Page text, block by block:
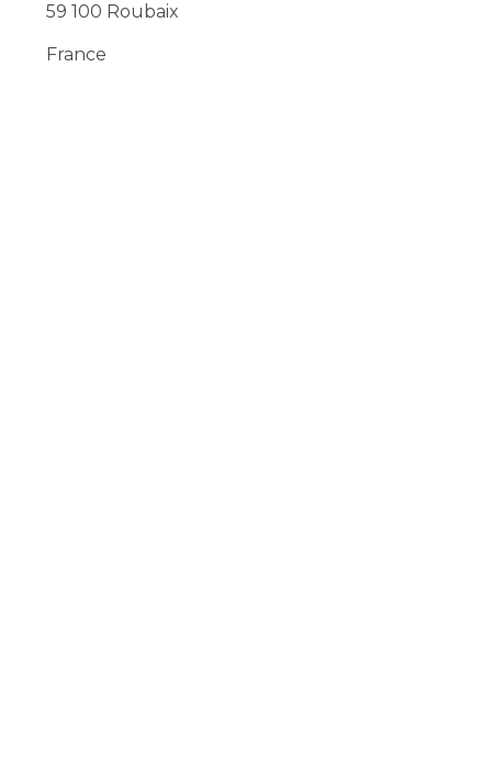
59 100 Roubaix
France